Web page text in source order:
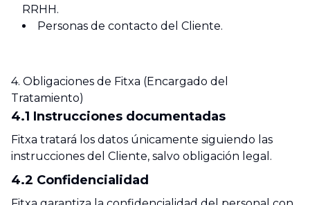
RRHH.
Personas de contacto del Cliente.
4. Obligaciones de Fitxa (Encargado del
Tratamiento)
4.1 Instrucciones documentadas
Fitxa tratará los datos únicamente siguiendo las
instrucciones del Cliente, salvo obligación legal.
4.2 Confidencialidad